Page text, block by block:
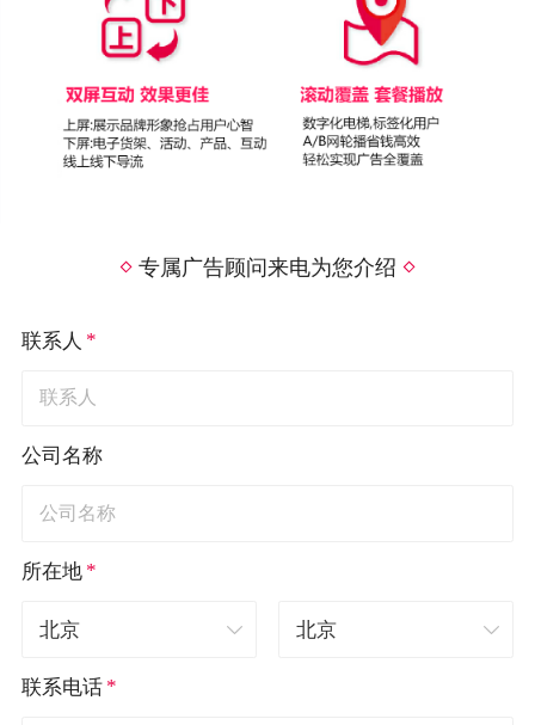
专属广告顾问来电为您介绍
联系人 *
公司名称
所在地 *
联系电话 *